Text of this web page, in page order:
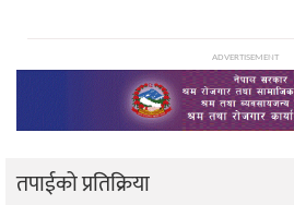
ADVERTISEMENT
तपाईको प्रतिक्रिया